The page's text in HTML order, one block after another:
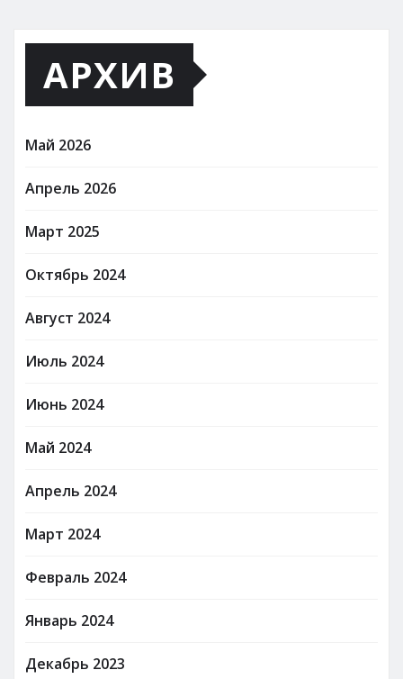
АРХИВ
Май 2026
Апрель 2026
Март 2025
Октябрь 2024
Август 2024
Июль 2024
Июнь 2024
Май 2024
Апрель 2024
Март 2024
Февраль 2024
Январь 2024
Декабрь 2023